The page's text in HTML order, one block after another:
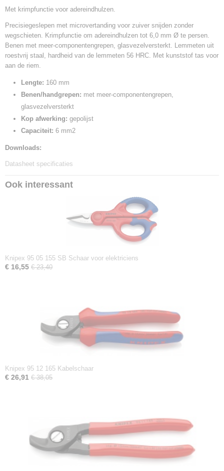
Productcode leverancier
95 05 10 SB
Netto gewicht
0,14 Kg
Bruto gewicht
0,14 Kg
19 x 13 x 3,20 cm
Met krimpfunctie voor adereindhulzen.
Precisiegeslepen met microvertanding voor zuiver snijden zonder
wegschieten. Krimpfunctie om adereindhulzen tot 6,0 mm Ø te persen.
Benen met meer-componentengrepen, glasvezelversterkt. Lemmeten uit
roestvrij staal, hardheid van de lemmeten 56 HRC. Met kunststof tas voor
aan de riem.
Lengte: 160 mm
Benen/handgrepen: met meer-componentengrepen,
glasvezelversterkt
Kop afwerking: gepolijst
Capaciteit: 6 mm2
Downloads:
Datasheet specificaties
Ook interessant
Knipex 95 05 155 SB Schaar voor elektriciens
€ 16,55 € 23,40
Knipex 95 12 165 Kabelschaar
€ 26,91 € 38,05